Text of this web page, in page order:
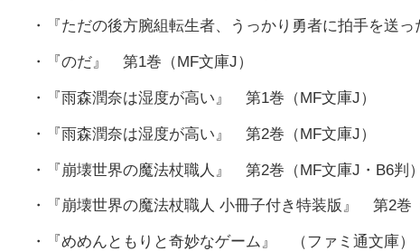
・『ただの後方腕組転生者、うっかり勇者に拍手を送
・『のだ』 第1巻（MF文庫J）
・『雨森潤奈は湿度が高い』 第1巻（MF文庫J）
・『雨森潤奈は湿度が高い』 第2巻（MF文庫J）
・『崩壊世界の魔法杖職人』 第2巻（MF文庫J・B6判）
・『崩壊世界の魔法杖職人 小冊子付き特装版』 第2巻
・『めめんともりと奇妙なゲーム』 （ファミ通文庫）